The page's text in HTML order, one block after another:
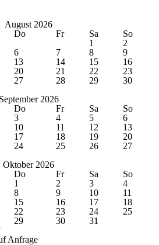
August 2026
Do Fr Sa
So
1
2
6 7 8
9
13 14 15
16
20 21 22
23
27 28 29
30
September 2026
Do Fr Sa
So
3 4 5
6
10 11 12
13
17 18 19
20
24 25 26
27
Oktober 2026
Do Fr Sa
So
1
2 3
4
8 9 10
11
15 16 17
18
22 23 24
25
29 30
31
Anfrage